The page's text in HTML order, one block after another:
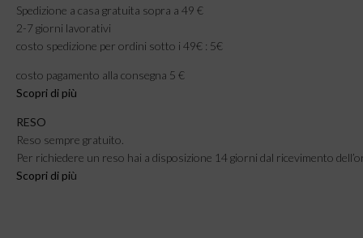
Spedizione a casa gratuita sopra a 49 €
2-7 giorni lavorativi
costo spedizione per ordini sotto i 49€ : 5€
costo pagamento alla consegna 5 €
Scopri di più
RESO
Reso sempre gratuito.
Per richiedere un reso hai a disposizione 14 giorni dal ricevimento
Scopri di più